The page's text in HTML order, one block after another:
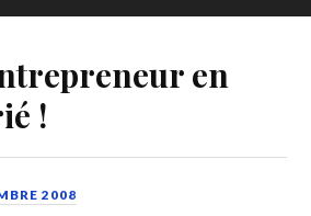
en
!
2008